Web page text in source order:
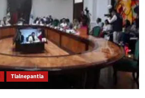
Tlalnepantla